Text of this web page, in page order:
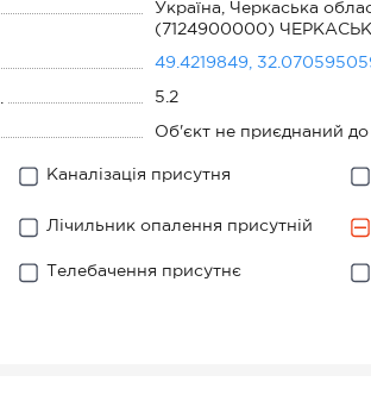
Україна, Черкаська
(7124900000)
49.4219849,
5.2
Об'єкт не приєднаний до
Каналізація присутня
Лічильник опалення присутній
Телебачення присутнє